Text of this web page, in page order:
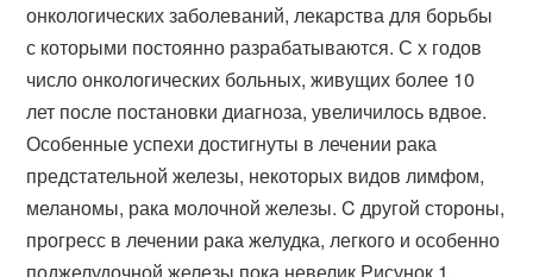
онкологических заболеваний, лекарства для борьбы
с которыми постоянно разрабатываются. С х годов
число онкологических больных, живущих более 10
лет после постановки диагноза, увеличилось вдвое.
Особенные успехи достигнуты в лечении рака
предстательной железы, некоторых видов лимфом,
меланомы, рака молочной железы. C другой стороны,
прогресс в лечении рака желудка, легкого и особенно